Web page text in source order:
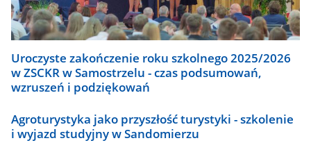
Uroczyste zakończenie roku szkolnego 2025/2026
w ZSCKR w Samostrzelu - czas podsumowań,
wzruszeń i podziękowań
Agroturystyka jako przyszłość turystyki - szkolenie
i wyjazd studyjny w Sandomierzu